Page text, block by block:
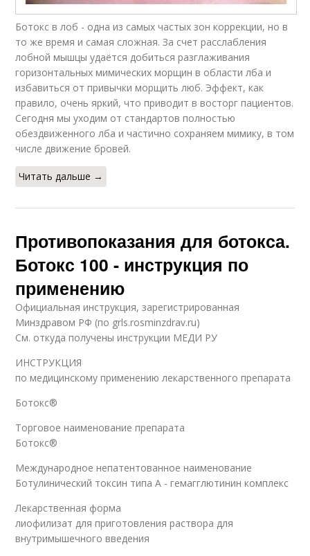
Ботокс в лоб - одна из самых частых зон коррекции, но в
то же время и самая сложная. За счет расслабления
лобной мышцы удаётся добиться разглаживания
горизонтальных мимических морщин в области лба и
избавиться от привычки морщить люб. Эффект, как
правило, очень яркий, что приводит в восторг пациентов.
Сегодня мы уходим от стандартов полностью
обездвиженного лба и частично сохраняем мимику, в том
числе движение бровей.
Читать дальше →
Противопоказания для ботокса.
Ботокс 100 - инструкция по
применению
Официальная инструкция, зарегистрированная
Минздравом РФ (по grls.rosminzdrav.ru)
См. откуда получены инструкции МЕДИ РУ
ИНСТРУКЦИЯ
по медицинскому применению лекарственного препарата
Ботокс®
Торговое наименование препарата
Ботокс®
Международное непатентованное наименование
Ботулинический токсин типа A - гемагглютинин комплекс
Лекарственная форма
лиофилизат для приготовления раствора для
внутримышечного введения